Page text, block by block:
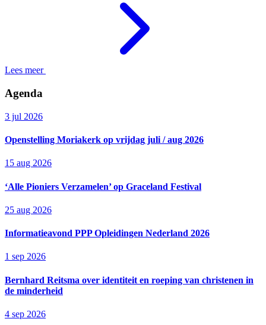
Lees meer
Agenda
3 jul 2026
Openstelling Moriakerk op vrijdag juli / aug 2026
15 aug 2026
‘Alle Pioniers Verzamelen’ op Graceland Festival
25 aug 2026
Informatieavond PPP Opleidingen Nederland 2026
1 sep 2026
Bernhard Reitsma over identiteit en roeping van christenen in
de minderheid
4 sep 2026